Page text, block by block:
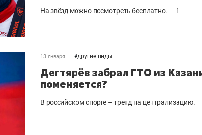
На звёзд можно посмотреть бесплатно. 1
13 января #другие виды
Дегтярёв забрал ГТО из
поменяется?
В российском спорте – тренд на централизацию.